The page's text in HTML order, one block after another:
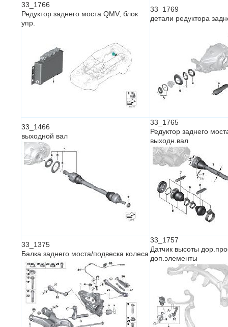
33_1766
Редуктор заднего моста QMV, блок
упр.
33_1769
детали редуктора
33_1466
выходной вал
33_1765
Редуктор заднего
выходн.вал
33_1375
Балка заднего моста/подвеска колеса
33_1757
Датчик высоты
доп.элементы